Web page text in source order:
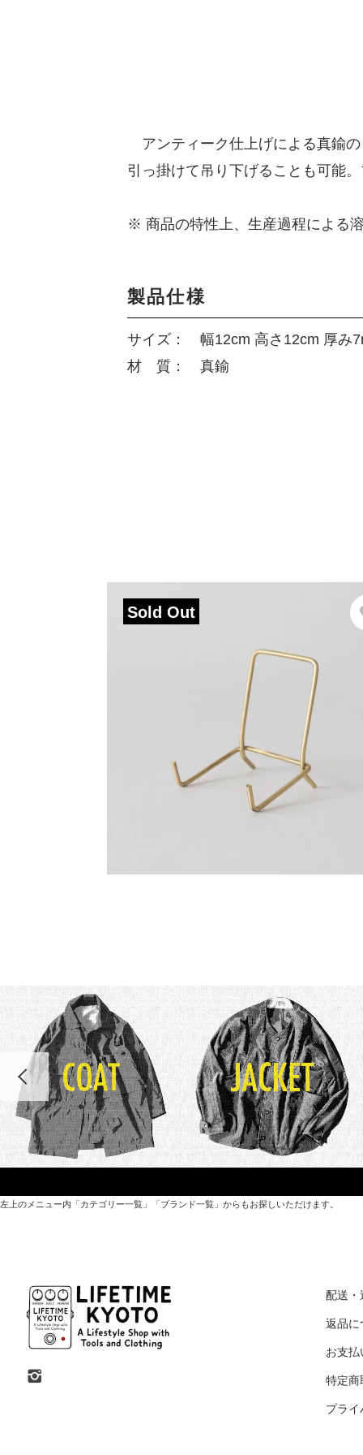
アンティーク仕上げによる真鍮
引っ掛けて吊り下げることも可能
※ 商品の特性上、生産過程による
製品仕様
サイズ： 幅12cm 高さ12cm 厚み
材 質： 真鍮
Sold Out
左上のメニュー内「カテゴリー一覧」「ブランド一覧」からもお探しいただけます。
オリジナルを含むファッションアイテムが中心の
京都・紫野にあるライフスタイルショップです。
京都府京都市北区紫野上築山町21（1階と2階）
配送・
返品に
お支払
特定商
プライ